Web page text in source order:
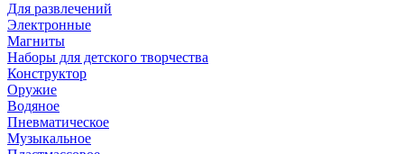
Для развлечений
Электронные
Магниты
Наборы для детского творчества
Конструктор
Оружие
Водяное
Пневматическое
Музыкальное